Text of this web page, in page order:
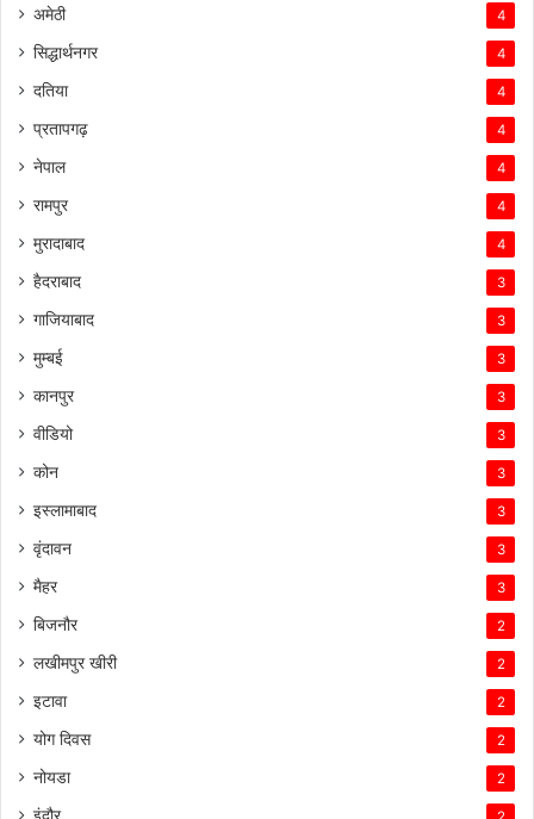
अमेठी 4
सिद्धार्थनगर 4
दतिया 4
प्रतापगढ़ 4
नेपाल 4
रामपुर 4
मुरादाबाद 4
हैदराबाद 3
गाजियाबाद 3
मुम्बई 3
कानपुर 3
वीडियो 3
कोन 3
इस्लामाबाद 3
वृंदावन 3
मैहर 3
बिजनौर 2
लखीमपुर खीरी 2
इटावा 2
योग दिवस 2
नोयडा 2
इंदौर